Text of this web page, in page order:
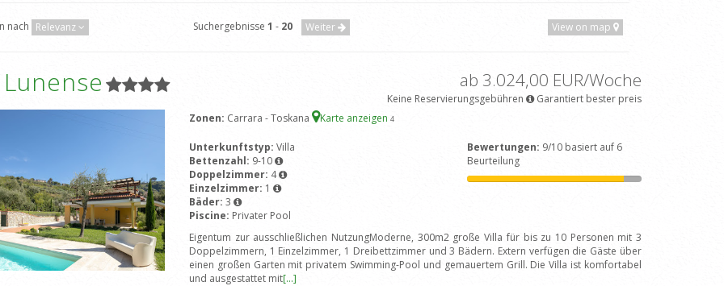
nach Relevanz Suchergebnisse 1 - 20 Weiter View on map
ab 3.024,00 EUR/Woche
Keine Reservierungsgebühren
Garantiert bester preis
Zonen: Carrara - Toskana Karte anzeigen 4
Unterkunftstyp: Villa
Bettenzahl: 9-10
Doppelzimmer: 4
Einzelzimmer: 1
Bäder: 3
Piscine: Privater Pool
Bewertungen: 9/10 basiert auf 6
Beurteilung
Eigentum zur ausschließlichen NutzungModerne, 300m2 große Villa für bis zu 10 Personen mit 3
Doppelzimmern, 1 Einzelzimmer, 1 Dreibettzimmer und 3 Bädern. Extern verfügen die Gäste über
einen großen Garten mit privatem Swimming-Pool und gemauertem Grill. Die Villa ist komfortabel
und ausgestattet mit[...]